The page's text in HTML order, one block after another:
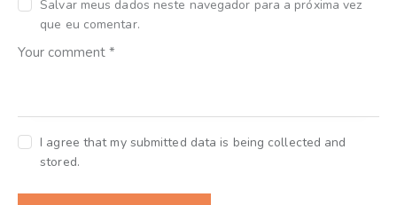
Salvar meus dados neste navegador para a próxima vez
que eu comentar.
I agree that my submitted data is being collected and
stored.